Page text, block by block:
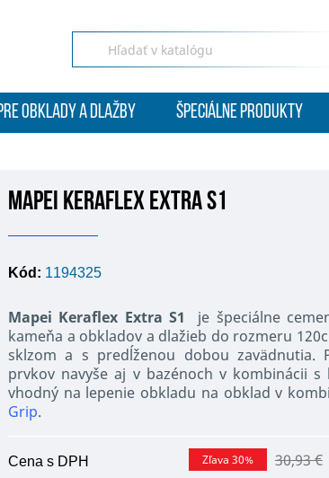
OBKLADY A DLAŽBY ŠPECIÁLNE PRODUKTY
MAPEI KERAFLEX EXTRA S1
Kód: 1194325
Mapei Keraflex Extra S1 je špeciálne
kameňa a obkladov a dlažieb do rozmeru
sklzom a s predĺženou dobou zavädnutia.
prvkov navyše aj v bazénoch v kombinácii s
vhodný na lepenie obkladu na obklad v
Grip.
Cena s DPH Zľava 30% 30,93 €